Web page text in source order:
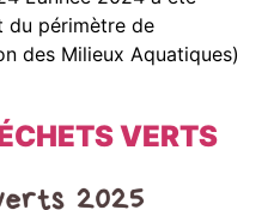
du périmètre de
des Milieux Aquatiques)
VERTS